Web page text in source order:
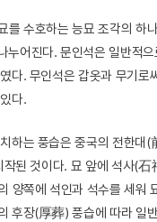
를 수호하는 능묘 조각의 하
누어진다. 문인석은 일반적
다. 무인석은 갑옷과 무기로
다.
하는 풍습은 중국의 전한대
된 것이다. 묘 앞에 석사(石
양쪽에 석인과 석수를 세워
후장(厚葬) 풍습에 따라 일